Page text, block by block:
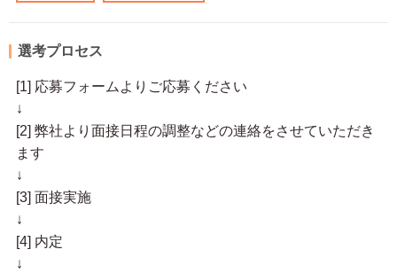
選考プロセス
[1] 応募フォームよりご応募ください
↓
[2] 弊社より面接日程の調整などの連絡をさせていただき
ます
↓
[3] 面接実施
↓
[4] 内定
↓